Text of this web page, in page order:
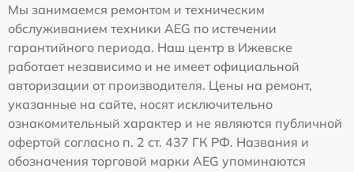
Мы занимаемся ремонтом и техническим
обслуживанием техники AEG по истечении
гарантийного периода. Наш центр в Ижевске
работает независимо и не имеет официальной
авторизации от производителя. Цены на ремонт,
указанные на сайте, носят исключительно
ознакомительный характер и не являются публичной
офертой согласно п. 2 ст. 437 ГК РФ. Названия и
обозначения торговой марки AEG упоминаются